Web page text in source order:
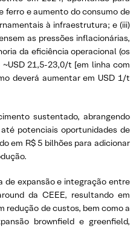
ferro e aumento do consumo de
à infraestrutura; e (iii)
as pressões inflacionárias,
da eficiência operacional (os
21,5-23,0/t [em linha com
deverá aumentar em USD 1/t
sustentado, abrangendo
potenciais oportunidades de
em R$ 5 bilhões para adicionar
de expansão e integração entre
da CEEE, resultando em
redução de custos, bem como a
brownfield e greenfield,